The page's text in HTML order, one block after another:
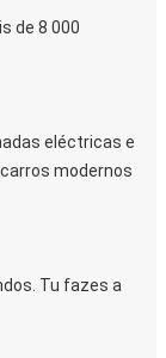
de 8 000
eléctricas e
modernos
Tu fazes a